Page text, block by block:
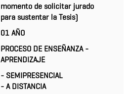
momento de solicitar jurado
para sustentar la Tesis)
01 AÑO
PROCESO DE ENSEÑANZA -
APRENDIZAJE
- SEMIPRESENCIAL
- A DISTANCIA